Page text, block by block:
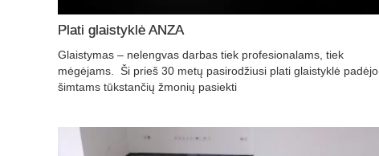
Plati glaistyklė ANZA
Glaistymas – nelengvas darbas tiek profesionalams, tiek
mėgėjams. Ši prieš 30 metų pasirodžiusi plati glaistyklė padėjo
šimtams tūkstančių žmonių pasiekti